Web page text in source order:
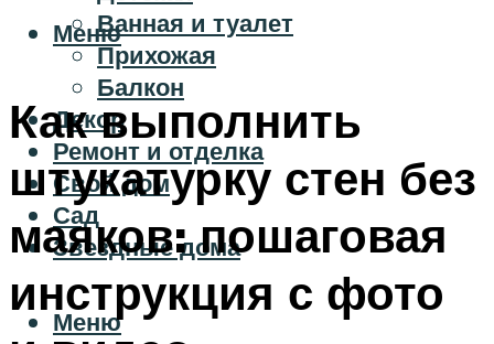
Ванная и туалет
Прихожая
Балкон
Декор
Ремонт и отделка
Свой дом
Сад
Звездные дома
Меню
Меню
Как выполнить
штукатурку стен без
маяков: пошаговая
инструкция с фото